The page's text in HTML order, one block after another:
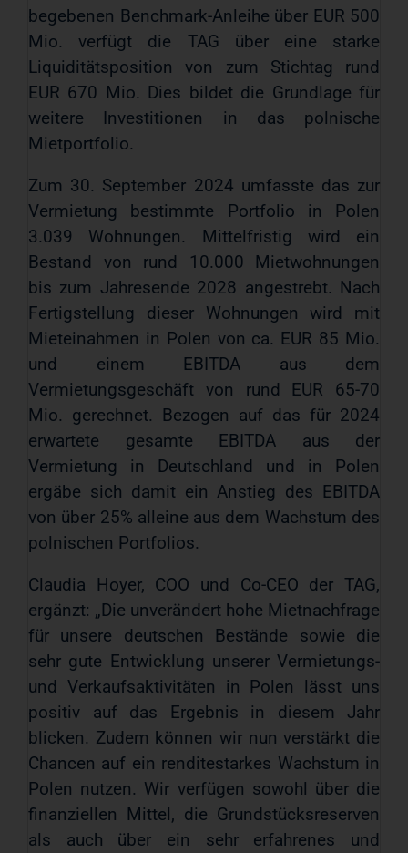
begebenen Benchmark-Anleihe über EUR 500
Mio. verfügt die TAG über eine starke
Liquiditätsposition von zum Stichtag rund
EUR 670 Mio. Dies bildet die Grundlage für
weitere Investitionen in das polnische
Mietportfolio.
Zum 30. September 2024 umfasste das zur
Vermietung bestimmte Portfolio in Polen
3.039 Wohnungen. Mittelfristig wird ein
Bestand von rund 10.000 Mietwohnungen
bis zum Jahresende 2028 angestrebt. Nach
Fertigstellung dieser Wohnungen wird mit
Mieteinahmen in Polen von ca. EUR 85 Mio.
und einem EBITDA aus dem
Vermietungsgeschäft von rund EUR 65-70
Mio. gerechnet. Bezogen auf das für 2024
erwartete gesamte EBITDA aus der
Vermietung in Deutschland und in Polen
ergäbe sich damit ein Anstieg des EBITDA
von über 25% alleine aus dem Wachstum des
polnischen Portfolios.
Claudia Hoyer, COO und Co-CEO der TAG,
ergänzt: „Die unverändert hohe Mietnachfrage
für unsere deutschen Bestände sowie die
sehr gute Entwicklung unserer Vermietungs-
und Verkaufsaktivitäten in Polen lässt uns
positiv auf das Ergebnis in diesem Jahr
blicken. Zudem können wir nun verstärkt die
Chancen auf ein renditestarkes Wachstum in
Polen nutzen. Wir verfügen sowohl über die
finanziellen Mittel, die Grundstücksreserven
als auch über ein sehr erfahrenes und